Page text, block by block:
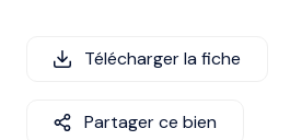
estimation
Télécharger la fiche
Partager ce bien